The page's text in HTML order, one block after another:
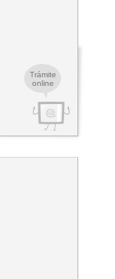
Trámite
online